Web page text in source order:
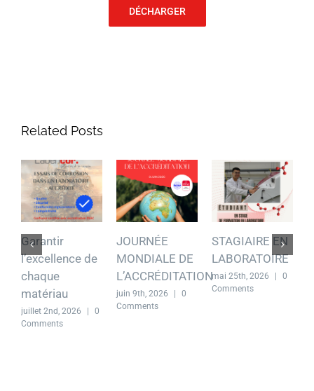
DÉCHARGER
Related Posts
Garantir
l’excellence de
chaque
matériau
juillet 2nd, 2026 |
0
Comments
JOURNÉE
MONDIALE DE
L’ACCRÉDITATION
juin 9th, 2026 |
0
Comments
STAGIAIRE EN
LABORATOIRE
mai 25th, 2026 |
0
Comments